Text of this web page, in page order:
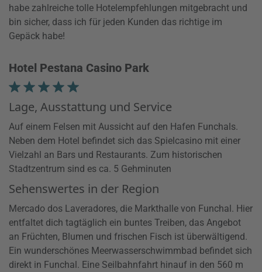
habe zahlreiche tolle Hotelempfehlungen mitgebracht und
bin sicher, dass ich für jeden Kunden das richtige im
Gepäck habe!
Hotel Pestana Casino Park
Lage, Ausstattung und Service
Auf einem Felsen mit Aussicht auf den Hafen Funchals.
Neben dem Hotel befindet sich das Spielcasino mit einer
Vielzahl an Bars und Restaurants. Zum historischen
Stadtzentrum sind es ca. 5 Gehminuten
Sehenswertes in der Region
Mercado dos Laveradores, die Markthalle von Funchal. Hier
entfaltet dich tagtäglich ein buntes Treiben, das Angebot
an Früchten, Blumen und frischen Fisch ist überwältigend.
Ein wunderschönes Meerwasserschwimmbad befindet sich
direkt in Funchal. Eine Seilbahnfahrt hinauf in den 560 m